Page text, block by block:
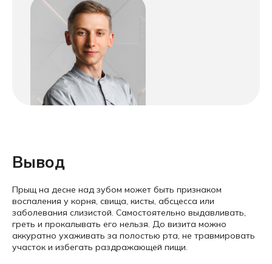
Вывод
Прыщ на десне над зубом может быть признаком
воспаления у корня, свища, кисты, абсцесса или
заболевания слизистой. Самостоятельно выдавливать,
греть и прокалывать его нельзя. До визита можно
аккуратно ухаживать за полостью рта, не травмировать
участок и избегать раздражающей пищи.